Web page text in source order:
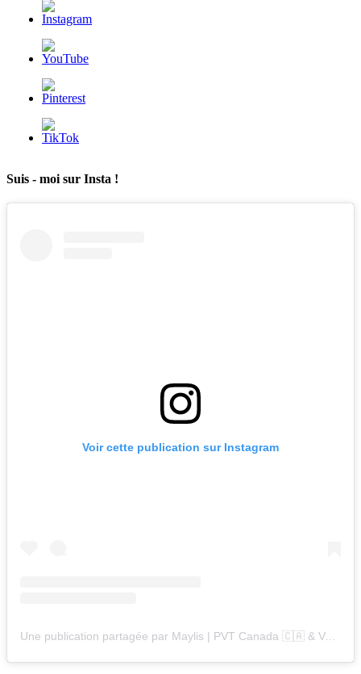
Suis - moi sur Insta !
Voir cette publication sur Instagram
Une publication partagée par Maylis | PVT Canada 🇨🇦 & Voyages 🌎✈️ (@travelwithmaylis)